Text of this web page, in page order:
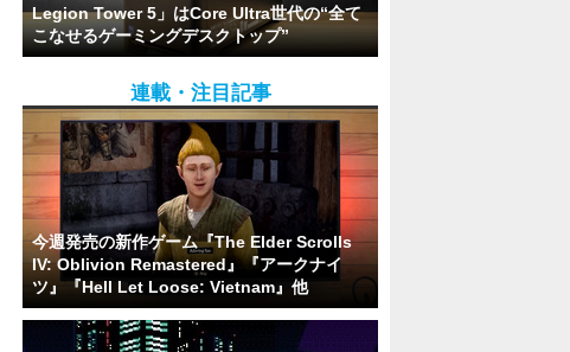
Legion Tower 5」はCore Ultra世代の“全て
こなせるゲーミングデスクトップ”
連載・注目記事
今週発売の新作ゲーム『The Elder Scrolls
IV: Oblivion Remastered』『アークナイ
ツ』『Hell Let Loose: Vietnam』他